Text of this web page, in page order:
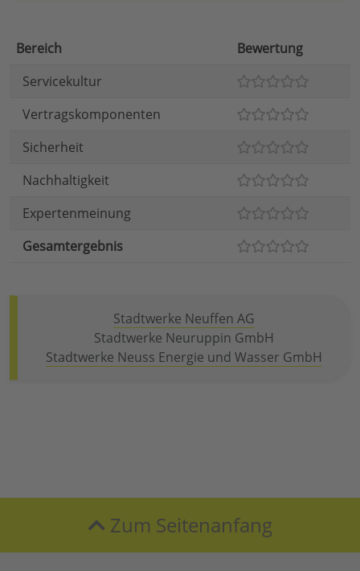
Bereich
Bewertung
Servicekultur
Vertragskomponenten
Sicherheit
Nachhaltigkeit
Expertenmeinung
Gesamtergebnis
Stadtwerke Neuffen AG
Stadtwerke Neuruppin GmbH
Stadtwerke Neuss Energie und Wasser GmbH
Zum Seitenanfang